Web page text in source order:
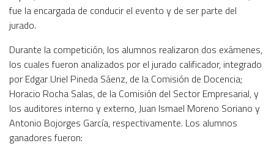
fue la encargada de conducir el evento y de ser parte del
jurado.
Durante la competición, los alumnos realizaron dos exámenes,
los cuales fueron analizados por el jurado calificador, integrado
por Edgar Uriel Pineda Sáenz, de la Comisión de Docencia;
Horacio Rocha Salas, de la Comisión del Sector Empresarial, y
los auditores interno y externo, Juan Ismael Moreno Soriano y
Antonio Bojorges García, respectivamente. Los alumnos
ganadores fueron: